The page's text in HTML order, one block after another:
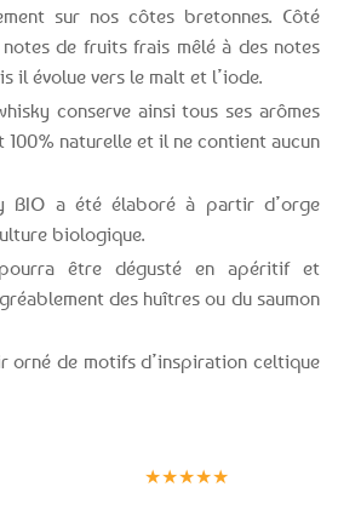
sur nos côtes bretonnes. Côté
de fruits frais mêlé à des notes
il évolue vers le malt et l’iode.
conserve ainsi tous ses arômes
100% naturelle et il ne contient aucun
BIO a été élaboré à partir d’orge
biologique.
être dégusté en apéritif et
des huîtres ou du saumon
orné de motifs d’inspiration celtique
★★★★★